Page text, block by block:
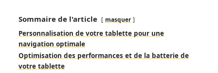
Sommaire de l'article masquer
Personnalisation de votre tablette pour une
navigation optimale
Optimisation des performances et de la batterie de
votre tablette